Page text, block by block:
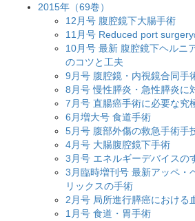
2015年（69巻）
12月号 腹腔鏡下大腸手術
11月号 Reduced port
10月号 最新 腹腔鏡下ヘルニ
のコツと工夫
9月号 腹腔鏡・内視鏡合同手
8月号 慢性膵炎・急性膵炎に
7月号 直腸癌手術に必要な究
6月増大号 食道手術
5月号 腹部外傷の救急手術手
4月号 大腸腹腔鏡下手術
3月号 エネルギーデバイスの
3月臨時増刊号 最新アッペ・
リックスの手術
2月号 局所進行膵癌における
1月号 食道・胃手術